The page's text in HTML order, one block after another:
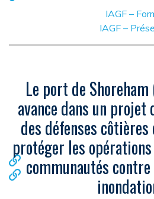
IAGF –
IAGF –
Le port de
avance dans un
des défenses
protéger les
communautés